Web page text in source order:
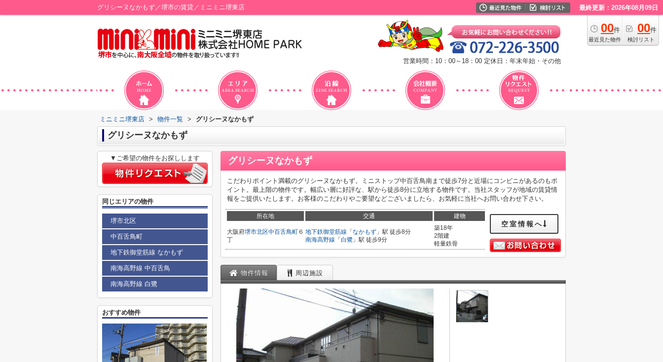
グリシーヌなかもず／堺市の賃貸／ミニミニ堺東店 最終更新：2026年08月09日
00件
最近見た物件
00件
検討リスト
営業時間：10：00～18：00 定休日：年末年始・その他
ミニミニ堺東店 > 物件一覧 > グリシーヌなかもず
グリシーヌなかもず
グリシーヌなかもず
こだわりポイント満載のグリシーヌなかもず。ミニストップ中百舌鳥南まで徒歩7分と近場にコンビニがあるのもポ
イント。最上階の物件です。幅広い層に好評な、駅から徒歩8分に立地する物件です。当社スタッフが地域の賃貸情
報をご提供いたします。お客様のこだわりやご要望などございましたら、お気軽に当社へお問い合わせ下さい。
所在地 交通 建物
大阪府堺市北区中百舌鳥町 ６
丁
地下鉄御堂筋線 「 なかもず 」駅 徒歩8分
南海高野線 「 白鷺 」駅 徒歩9分
築18年
2階建
軽量鉄骨
空室情報へ
物件情報 周辺施設
▼ご希望の物件をお探しします
同じエリアの物件
堺市北区
中百舌鳥町
地下鉄御堂筋線 なかもず
南海高野線 中百舌鳥
南海高野線 白鷺
おすすめ物件